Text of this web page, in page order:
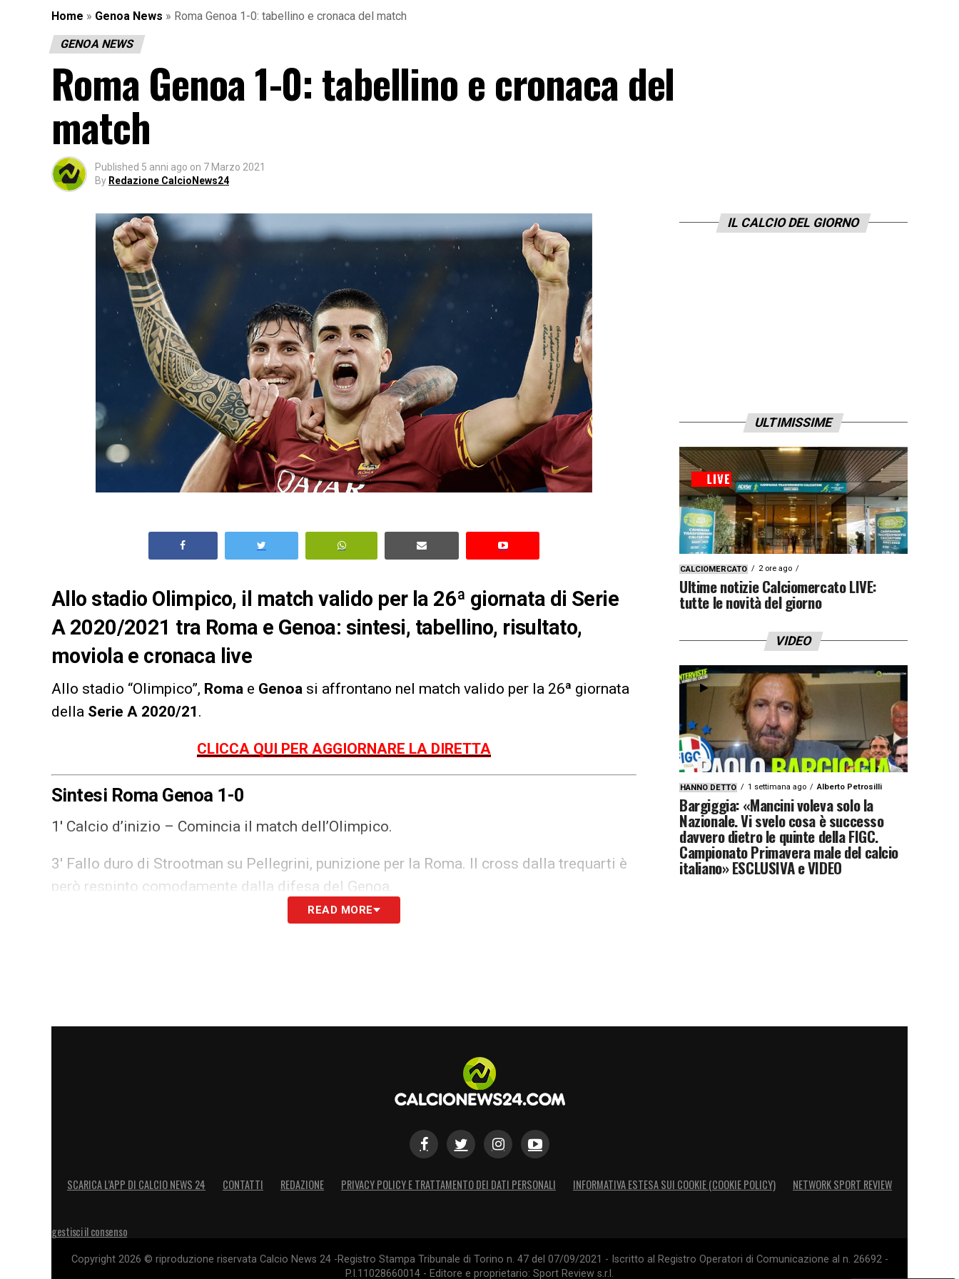
Home » Genoa News » Roma Genoa 1-0: tabellino e cronaca del match
GENOA NEWS
Roma Genoa 1-0: tabellino e cronaca del
match
Published 5 anni ago on 7 Marzo 2021
By Redazione CalcioNews24
Allo stadio Olimpico, il match valido per la 26ª giornata di Serie
A 2020/2021 tra Roma e Genoa: sintesi, tabellino, risultato,
moviola e cronaca live
Allo stadio “Olimpico”, Roma e Genoa si affrontano nel match valido per la 26ª giornata
della Serie A 2020/21 .
CLICCA QUI PER AGGIORNARE LA DIRETTA
Sintesi Roma Genoa 1-0
1′ Calcio d’inizio – Comincia il match dell’Olimpico.
3′ Fallo duro di Strootman su Pellegrini, punizione per la Roma. Il cross dalla trequarti è
però respinto comodamente dalla difesa del Genoa.
5′ Chris Smalling stacca più in alto di tutti sugli sviluppi di un calcio d’angolo ma di testa
14 ‘ Occasione per il Genoa – Destro vince un rimpallo con Smalling e poi calcia forte
con il sinistro da posizione defilata. Pau Lopez blocca in due tempi.
20 ‘ Partita equilibrata con entrambe le squadre che sino ad ora hanno creato i
presupposti per sbloccare il risultato.
READ MORE
IL CALCIO DEL GIORNO
ULTIMISSIME
CALCIOMERCATO 2 ore ago
Ultime notizie Calciomercato LIVE:
tutte le novità del giorno
VIDEO
HANNO DETTO 1 settimana ago Alberto Petrosilli
Bargiggia: «Mancini voleva solo la
Nazionale. Vi svelo cosa è successo
davvero dietro le quinte della FIGC.
Campionato Primavera male del calcio
italiano» ESCLUSIVA e VIDEO
SCARICA L’APP DI CALCIO NEWS 24 CONTATTI REDAZIONE PRIVACY POLICY E TRATTAMENTO DEI DATI PERSONALI INFORMATIVA ESTESA SUI COOKIE (COOKIE POLICY) NETWORK SPORT REVIEW
gestisci il consenso
Copyright 2026 © riproduzione riservata Calcio News 24 -Registro Stampa Tribunale di Torino n. 47 del 07/09/2021 - Iscritto al Registro Operatori di Comunicazione al n. 26692 -
P.I.11028660014 - Editore e proprietario: Sport Review s.r.l.